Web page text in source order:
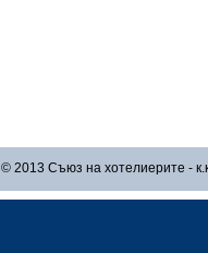
© 2013 Съюз на хотелиерите -